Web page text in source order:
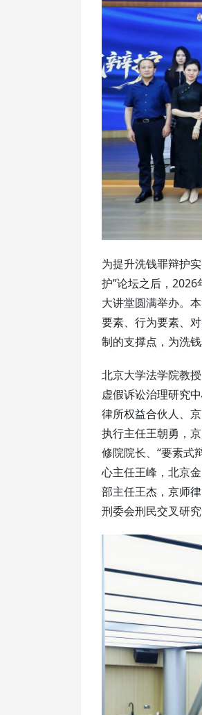
为提升洗钱罪辩护
护”论坛之后，2026
大讲堂圆满举办。
要素、行为要素、
制的支撑点，为洗
北京大学法学院教
虚假诉讼治理研究
律所权益合伙人、
执行主任王朝勇，
修院院长、“要素式
心主任王峰，北京
部主任王杰，京师
刑委会刑民交叉研